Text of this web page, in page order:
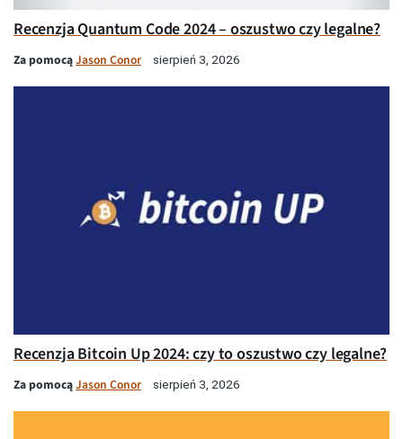
Recenzja Quantum Code 2024 – oszustwo czy legalne?
Za pomocąJason Conor sierpień 3, 2026
Recenzja Bitcoin Up 2024: czy to oszustwo czy legalne?
Za pomocąJason Conor sierpień 3, 2026